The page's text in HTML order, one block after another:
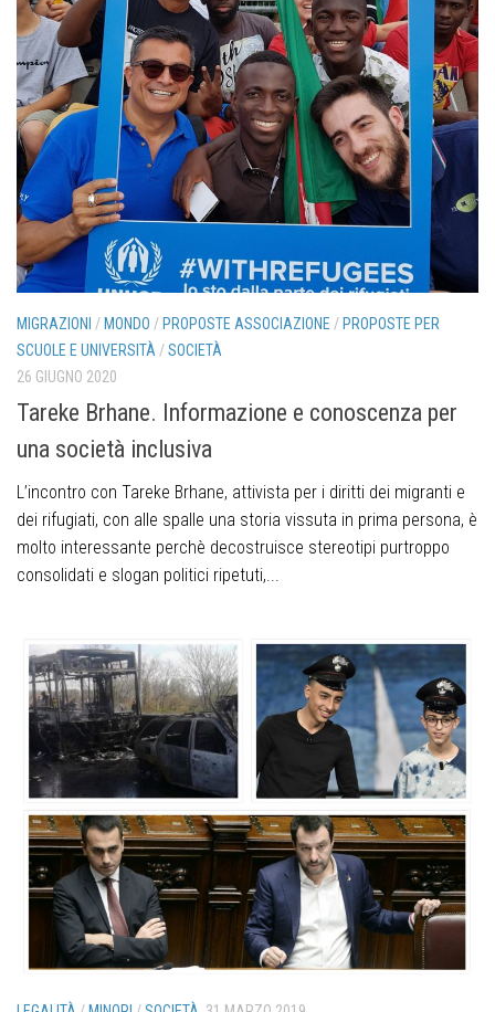
MIGRAZIONI / MONDO / PROPOSTE ASSOCIAZIONE / PROPOSTE PER
SCUOLE E UNIVERSITÀ /SOCIETÀ
26 GIUGNO 2020
Tareke Brhane. Informazione e conoscenza per
una società inclusiva
L’incontro con Tareke Brhane, attivista per i diritti dei migranti e
dei rifugiati, con alle spalle una storia vissuta in prima persona, è
molto interessante perchè decostruisce stereotipi purtroppo
consolidati e slogan politici ripetuti,...